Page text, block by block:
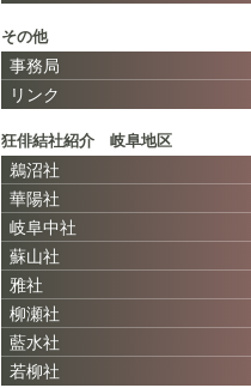
その他
事務局
リンク
狂俳結社紹介 岐阜地区
鵜沼社
華陽社
岐阜中社
蘇山社
雅社
柳瀬社
藍水社
若柳社